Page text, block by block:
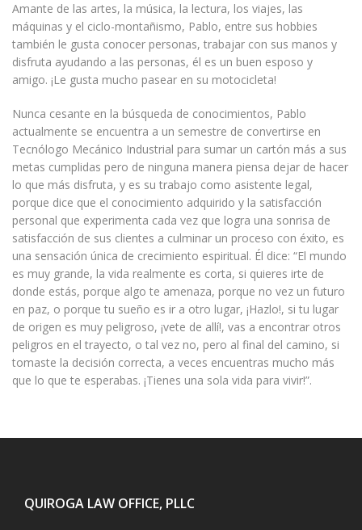
Amante de las artes, la música, la lectura, los viajes, las
máquinas y el ciclo-montañismo, Pablo, entre sus hobbies
también le gusta conocer personas, trabajar con sus manos y
disfruta ayudando a las personas, él es un buen esposo y
amigo. ¡Le gusta mucho pasear en su motocicleta!
Nunca cesante en la búsqueda de conocimientos, Pablo
actualmente se encuentra a un semestre de convertirse en
Tecnólogo Mecánico Industrial para sumar un cartón más a sus
metas cumplidas pero de ninguna manera piensa dejar de hacer
lo que más disfruta, y es su trabajo como asistente legal,
porque dice que el conocimiento adquirido y la satisfacción
personal que experimenta cada vez que logra una sonrisa de
satisfacción de sus clientes a culminar un proceso con éxito, es
una sensación única de crecimiento espiritual. Él dice: “El mundo
es muy grande, la vida realmente es corta, si quieres irte de
donde estás, porque algo te amenaza, porque no vez un futuro
en paz, o porque tu sueño es ir a otro lugar, ¡Hazlo!, si tu lugar
de origen es muy peligroso, ¡vete de allí!, vas a encontrar otros
peligros en el trayecto, o tal vez no, pero al final del camino, si
tomaste la decisión correcta, a veces encuentras mucho más
que lo que te esperabas. ¡Tienes una sola vida para vivir!”.
QUIROGA LAW OFFICE, PLLC